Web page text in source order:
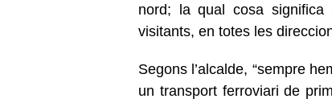
nord; la qual cosa
visitants, en totes les
Segons l’alcalde, “sempre
un transport ferroviari de